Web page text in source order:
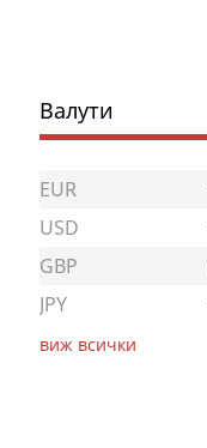
Валути
EUR
USD
GBP
JPY
виж всички